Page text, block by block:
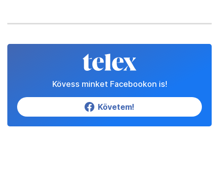
Kövess minket Facebookon is!
Követem!